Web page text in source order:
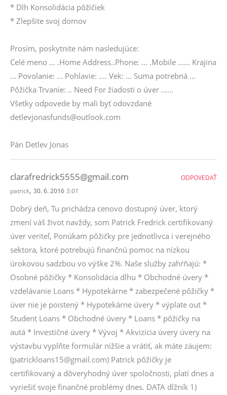
* Dlh Konsolidácia pôžičiek
* Zlepšite svoj domov
Prosím, poskytnite nám nasledujúce:
Celé meno ... .Home Address..Phone: ... .Mobile ...... Krajina
... Povolanie: ... Pohlavie: .... Vek: ... Suma potrebná ...
Pôžička Trvanie: .. Need For žiadosti o úver ......
Všetky odpovede by mali byť odovzdané
detlevjonasfunds@outlook.com
Pán Detlev Jonas
clarafredrick5555@gmail.com
patrick, 30. 6. 2016 5:01
Dobrý deň, Tu prichádza cenovo dostupný úver, ktorý
zmení váš život navždy, som Patrick Fredrick certifikovaný
úver veriteľ, Ponúkam pôžičky pre jednotlivca i verejného
sektora, ktoré potrebujú finančnú pomoc na nízkou
úrokovou sadzbou vo výške 2%. Naše služby zahŕňajú: *
Osobné pôžičky * Konsolidácia dlhu * Obchodné úvery *
vzdelávanie Loans * Hypotekárne * zabezpečené pôžičky *
úver nie je poistený * Hypotekárne úvery * výplate out *
Student Loans * Obchodné úvery * Loans * pôžičky na
autá * Investičné úvery * Vývoj * Akvizícia úvery úvery na
výstavbu vyplňte formulár nižšie a vrátiť, ak máte záujem:
(patrickloans15@gmail.com) Patrick pôžičky je
certifikovaný a dôveryhodný úver spoločnosti, platí dnes a
vyriešiť svoje finančné problémy dnes. DATA dlžník 1)
ODPOVEDAŤ